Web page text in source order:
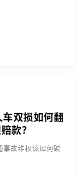
双损如何翻
款？
故维权该如何破